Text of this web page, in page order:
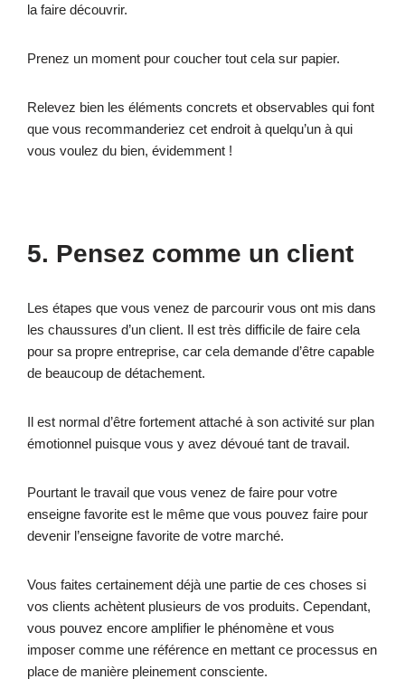
la faire découvrir.
Prenez un moment pour coucher tout cela sur papier.
Relevez bien les éléments concrets et observables qui font
que vous recommanderiez cet endroit à quelqu’un à qui
vous voulez du bien, évidemment !
5. Pensez comme un client
Les étapes que vous venez de parcourir vous ont mis dans
les chaussures d’un client. Il est très difficile de faire cela
pour sa propre entreprise, car cela demande d’être capable
de beaucoup de détachement.
Il est normal d’être fortement attaché à son activité sur plan
émotionnel puisque vous y avez dévoué tant de travail.
Pourtant le travail que vous venez de faire pour votre
enseigne favorite est le même que vous pouvez faire pour
devenir l’enseigne favorite de votre marché.
Vous faites certainement déjà une partie de ces choses si
vos clients achètent plusieurs de vos produits. Cependant,
vous pouvez encore amplifier le phénomène et vous
imposer comme une référence en mettant ce processus en
place de manière pleinement consciente.